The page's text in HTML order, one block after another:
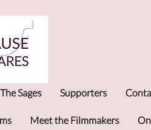
The Sages Supporters
Meet the Filmmakers